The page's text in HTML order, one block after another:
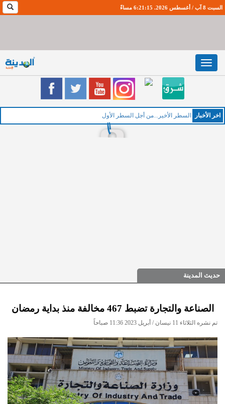
السبت 8 آب / أغسطس 2026. 6:21:16 مساءً
Toggle
navigation
اخر اﻷخبار السطر الأخير...من أجل السطر الأول
حديث المدينة
الصناعة والتجارة تضبط 467 مخالفة منذ بداية رمضان
تم نشره الثلاثاء 11 نيسان / أبريل 2023 11:36 صباحاً